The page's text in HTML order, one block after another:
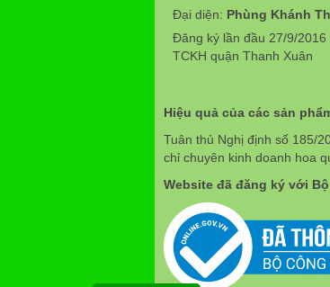
Đại diện: Phùng Khánh
Đăng ký lần đầu 27/9/2016
TCKH quận Thanh Xuân
Hiệu quả của các sản
Tuân thủ Nghị định số 185/
chỉ chuyên kinh doanh hoa
Website đã đăng ký với